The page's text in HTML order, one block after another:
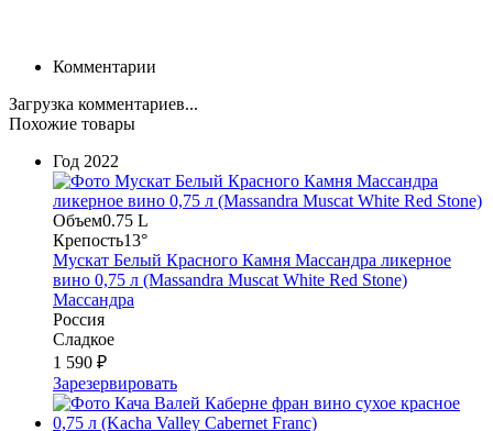
Комментарии
Загрузка комментариев...
Похожие товары
Год 2022
Объем0.75 L
Крепость13°
Мускат Белый Красного Камня Массандра ликерное
вино 0,75 л (Massandra Muscat White Red Stone)
Массандра
Россия
Сладкое
1 590 ₽
Зарезервировать